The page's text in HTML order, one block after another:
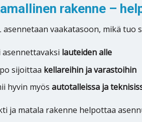
rakenne –
asennetaan vaakatasoon, mikä tuo
asennettavaksi lauteiden alle
sijoittaa kellareihin ja varastoihin
hyvin myös autotalleissa ja
ja matala rakenne helpottaa